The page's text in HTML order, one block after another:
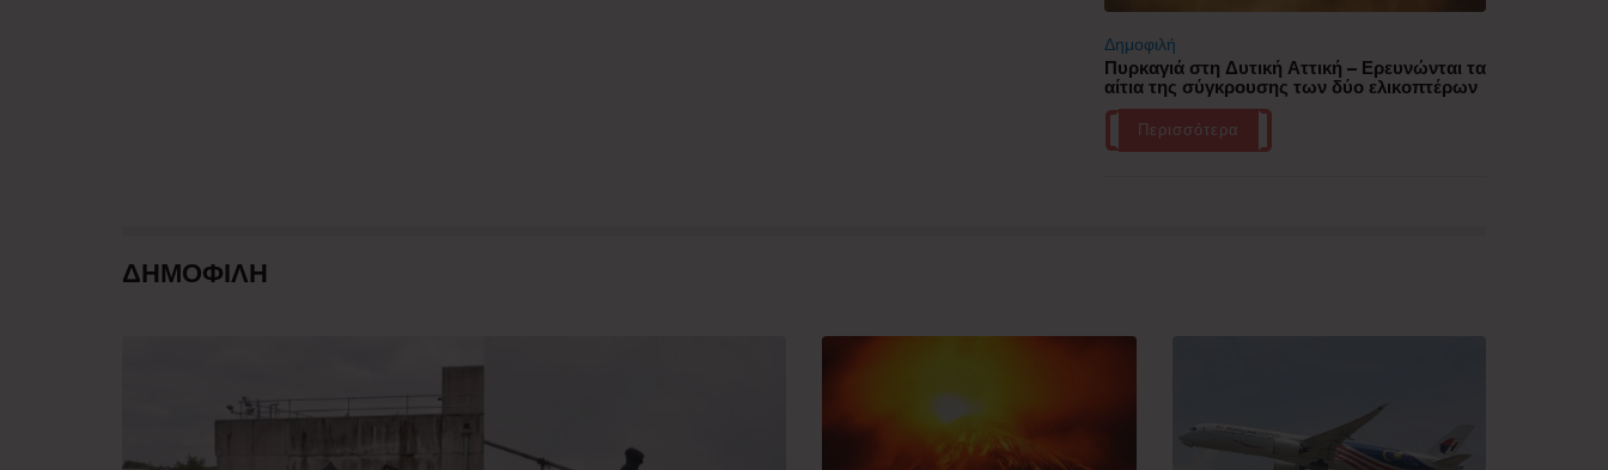
Δημοφιλή
Πυρκαγιά στη Δυτική Αττική – Ερευνώνται τα
αίτια της σύγκρουσης των δύο ελικοπτέρων
Περισσότερα
ΔΗΜΟΦΙΛΗ